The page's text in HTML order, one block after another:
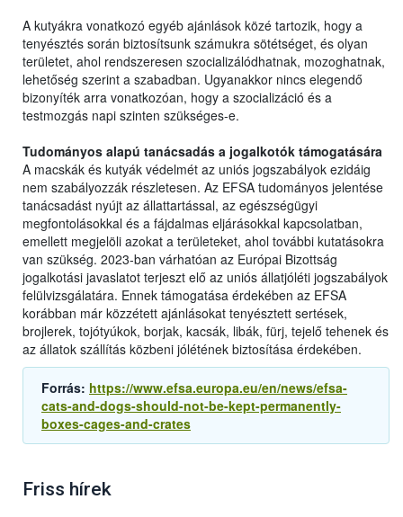
A kutyákra vonatkozó egyéb ajánlások közé tartozik, hogy a
tenyésztés során biztosítsunk számukra sötétséget, és olyan
területet, ahol rendszeresen szocializálódhatnak, mozoghatnak,
lehetőség szerint a szabadban. Ugyanakkor nincs elegendő
bizonyíték arra vonatkozóan, hogy a szocializáció és a
testmozgás napi szinten szükséges-e.
Tudományos alapú tanácsadás a jogalkotók támogatására
A macskák és kutyák védelmét az uniós jogszabályok ezidáig
nem szabályozzák részletesen. Az EFSA tudományos jelentése
tanácsadást nyújt az állattartással, az egészségügyi
megfontolásokkal és a fájdalmas eljárásokkal kapcsolatban,
emellett megjelöli azokat a területeket, ahol további kutatásokra
van szükség. 2023-ban várhatóan az Európai Bizottság
jogalkotási javaslatot terjeszt elő az uniós állatjóléti jogszabályok
felülvizsgálatára. Ennek támogatása érdekében az EFSA
korábban már közzétett ajánlásokat tenyésztett sertések,
brojlerek, tojótyúkok, borjak, kacsák, libák, fürj, tejelő tehenek és
az állatok szállítás közbeni jólétének biztosítása érdekében.
Forrás: https://www.efsa.europa.eu/en/news/efsa-
cats-and-dogs-should-not-be-kept-permanently-
boxes-cages-and-crates
Friss hírek